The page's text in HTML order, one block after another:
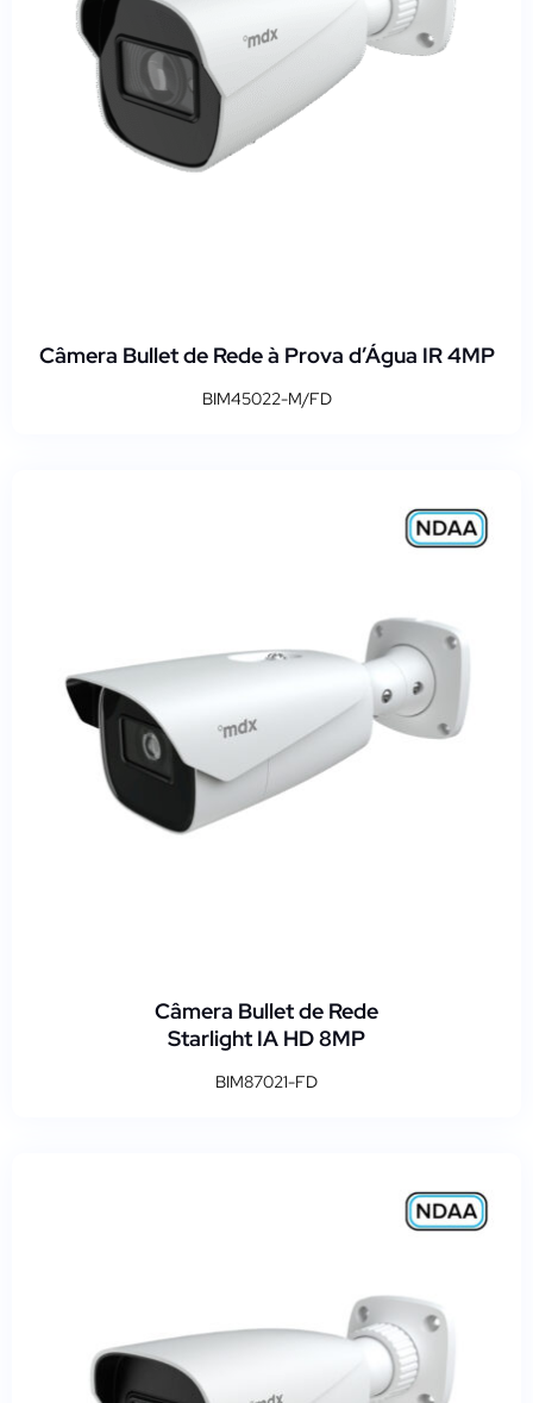
Câmera Bullet de Rede à Prova d’Água IR 4MP
BIM45022-M/FD
Câmera Bullet de Rede
Starlight IA HD 8MP
BIM87021-FD